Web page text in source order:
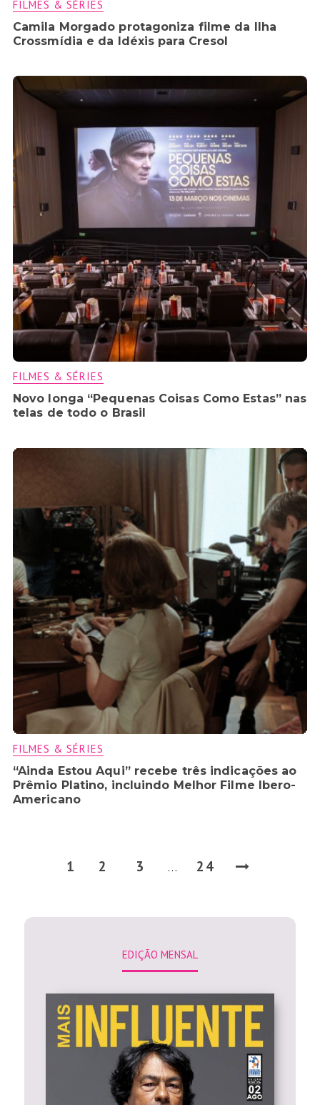
FILMES & SÉRIES
Camila Morgado protagoniza filme da Ilha
Crossmídia e da Idéxis para Cresol
FILMES & SÉRIES
Novo longa “Pequenas Coisas Como Estas” nas
telas de todo o Brasil
FILMES & SÉRIES
“Ainda Estou Aqui” recebe três indicações ao
Prêmio Platino, incluindo Melhor Filme Ibero-
Americano
1 2 3 … 24
EDIÇÃO MENSAL